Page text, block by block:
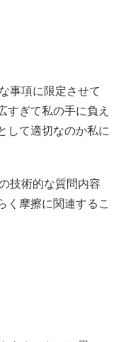
事項に限定させて
すぎて私の手に負え
して適切なのか私に
技術的な質問内容
摩擦に関連するこ